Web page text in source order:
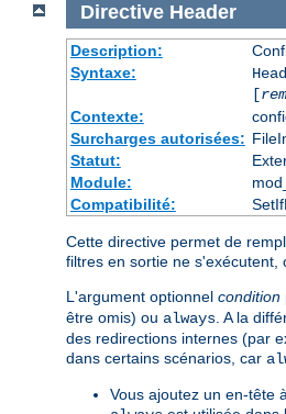
Directive Header
Description:
Syntaxe:
[
Contexte:
Surcharges autorisées:
Statut:
Module:
Compatibilité:
Cette directive permet de
filtres en sortie ne s'exécutent,
L'argument optionnel condition
être omis) ou always . A la
des redirections internes (par
dans certains scénarios, car
Vous ajoutez un en-tête